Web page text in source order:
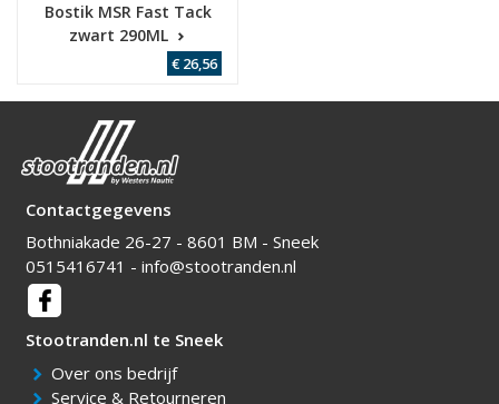
€ 26,56
Bostik MSR Fast Tack
zwart 290ML
Contactgegevens
Bothniakade 26-27 - 8601 BM - Sneek
0515416741 - info@stootranden.nl
Over ons bedrijf
Service & Retourneren